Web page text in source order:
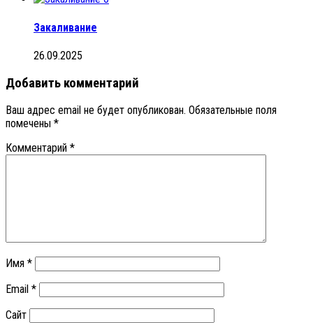
Закаливание
26.09.2025
Добавить комментарий
Ваш адрес email не будет опубликован. Обязательные поля
помечены *
Комментарий *
Имя *
Email *
Сайт